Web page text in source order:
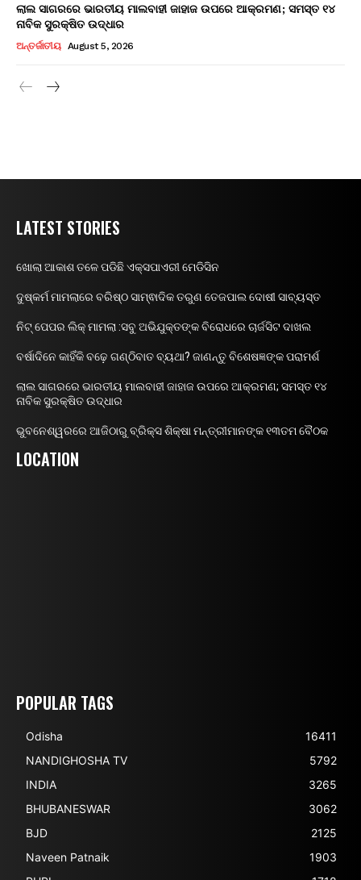
ଲାଲ ସାଗରରେ ଭାରତୀୟ ମାଲବାହୀ ଜାହାଜ ଉପରେ ଆକ୍ରମଣ; ସମସ୍ତ ୧୪
ନାବିକ ସୁରକ୍ଷିତ ଉଦ୍ଧାର
ଅନ୍ତର୍ଜାତୀୟ August 5, 2026
LATEST STORIES
ଖୋଲା ଆକାଶ ତଳେ ପଡିଛି ଏକ୍ସପାଏରୀ ମେଡିସିନ
ଦୁଷ୍କର୍ମ ମାମଲାରେ ବରିଷ୍ଠ ସାମ୍ଵାଦିକ ତରୁଣ ତେଜପାଲ ଦୋଷୀ ସାବ୍ୟସ୍ତ
ନିଟ୍ ପେପର ଲିକ୍ ମାମଲା :ସବୁ ଅଭିଯୁକ୍ତଙ୍କ ବିରୋଧରେ ଚାର୍ଜସିଟ ଦାଖଲ
ବର୍ଷାଦିନେ କାହିଁକି ବଢ଼େ ଗଣ୍ଠିବାତ ବ୍ୟଥା? ଜାଣନ୍ତୁ ବିଶେଷଜ୍ଞଙ୍କ ପରାମର୍ଶ
ଲାଲ ସାଗରରେ ଭାରତୀୟ ମାଲବାହୀ ଜାହାଜ ଉପରେ ଆକ୍ରମଣ; ସମସ୍ତ ୧୪
ନାବିକ ସୁରକ୍ଷିତ ଉଦ୍ଧାର
ଭୁବନେଶ୍ୱରରେ ଆଜିଠାରୁ ବ୍ରିକ୍ସ ଶିକ୍ଷା ମନ୍ତ୍ରୀମାନଙ୍କ ୧୩ତମ ବୈଠକ
LOCATION
POPULAR TAGS
Odisha
16411
NANDIGHOSHA TV
5792
INDIA
3265
BHUBANESWAR
3062
BJD
2125
Naveen Patnaik
1903